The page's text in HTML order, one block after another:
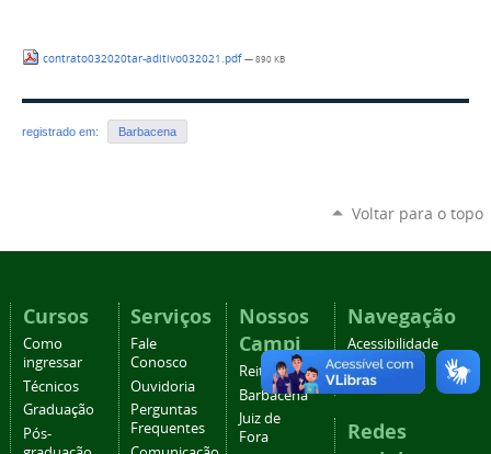
contrato032020tar-aditivo032021.pdf— 890 KB
registrado em: Barbacena
Voltar para o topo
Cursos
Como
ingressar
Técnicos
Graduação
Pós-
Serviços
Fale
Conosco
Ouvidoria
Perguntas
Frequentes
Nossos
Campi
Reitoria
Barbacena
Juiz de
Fora
Navegação
Acessibilidade
Mapa do
site
Redes